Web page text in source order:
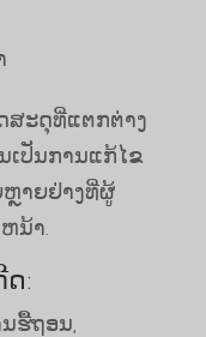
ສະດຸທີ່ແຕກຕ່າງ
ເປັນການແກ້ໄຂ
າຍຢ່າງທີ່ຜູ້
ນ້າ.
:
ຮື້​ຖອນ,